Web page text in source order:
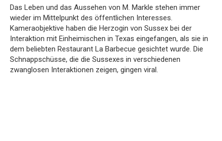
Das Leben und das Aussehen von M. Markle stehen immer
wieder im Mittelpunkt des öffentlichen Interesses.
Kameraobjektive haben die Herzogin von Sussex bei der
Interaktion mit Einheimischen in Texas eingefangen, als sie in
dem beliebten Restaurant La Barbecue gesichtet wurde. Die
Schnappschüsse, die die Sussexes in verschiedenen
zwanglosen Interaktionen zeigen, gingen viral.